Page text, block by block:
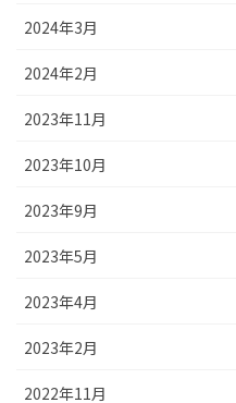
2024年3月
2024年2月
2023年11月
2023年10月
2023年9月
2023年5月
2023年4月
2023年2月
2022年11月